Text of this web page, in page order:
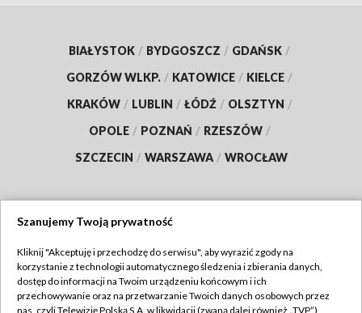
BIAŁYSTOK / BYDGOSZCZ / GDAŃSK /
GORZÓW WLKP. / KATOWICE / KIELCE /
KRAKÓW / LUBLIN / ŁÓDŹ / OLSZTYN /
OPOLE / POZNAŃ / RZESZÓW /
SZCZECIN / WARSZAWA / WROCŁAW
TVP
Abonament TVP
Regulamin TVP
Szanujemy Twoją prywatność
Kliknij "Akceptuję i przechodzę do serwisu", aby wyrazić zgody na
korzystanie z technologii automatycznego śledzenia i zbierania danych,
dostęp do informacji na Twoim urządzeniu końcowym i ich
przechowywanie oraz na przetwarzanie Twoich danych osobowych przez
nas, czyli Telewizję Polską S.A. w likwidacji (zwaną dalej również „TVP”),